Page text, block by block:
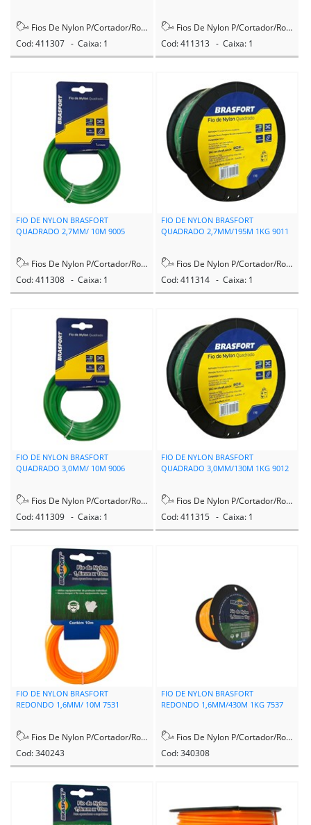
Fios De Nylon P/Cortador/Rocadeira
Cod: 411307 - Caixa: 1
Fios De Nylon P/Cortador/Rocadeira
Cod: 411313 - Caixa: 1
FIO DE NYLON BRASFORT
QUADRADO 2,7MM/ 10M 9005
Fios De Nylon P/Cortador/Rocadeira
Cod: 411308 - Caixa: 1
FIO DE NYLON BRASFORT
QUADRADO 2,7MM/195M 1KG 9011
Fios De Nylon P/Cortador/Rocadeira
Cod: 411314 - Caixa: 1
FIO DE NYLON BRASFORT
QUADRADO 3,0MM/ 10M 9006
Fios De Nylon P/Cortador/Rocadeira
Cod: 411309 - Caixa: 1
FIO DE NYLON BRASFORT
QUADRADO 3,0MM/130M 1KG 9012
Fios De Nylon P/Cortador/Rocadeira
Cod: 411315 - Caixa: 1
FIO DE NYLON BRASFORT
REDONDO 1,6MM/ 10M 7531
Fios De Nylon P/Cortador/Rocadeira
Cod: 340243
FIO DE NYLON BRASFORT
REDONDO 1,6MM/430M 1KG 7537
Fios De Nylon P/Cortador/Rocadeira
Cod: 340308